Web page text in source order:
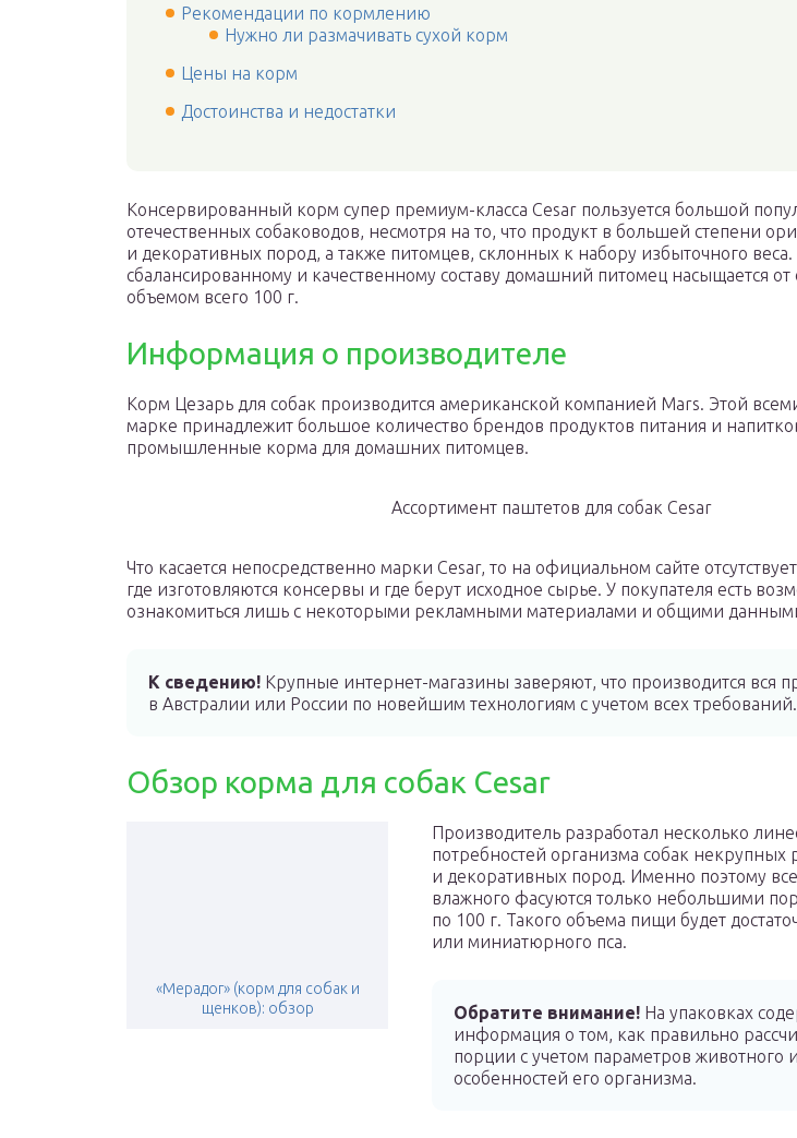
Рекомендации по кормлению
Нужно ли размачивать сухой корм
Цены на корм
Достоинства и недостатки
Консервированный корм супер премиум-класса Cesar пользуется большой
отечественных собаководов, несмотря на то, что продукт в большей степени
и декоративных пород, а также питомцев, склонных к набору избыточного веса.
сбалансированному и качественному составу домашний питомец насыщается
объемом всего 100 г.
Информация о производителе
Корм Цезарь для собак производится американской компанией Mars. Этой
марке принадлежит большое количество брендов продуктов питания и
промышленные корма для домашних питомцев.
Ассортимент паштетов для собак Cesar
Что касается непосредственно марки Cesar, то на официальном сайте
где изготовляются консервы и где берут исходное сырье. У покупателя есть
ознакомиться лишь с некоторыми рекламными материалами и общими
К сведению! Крупные интернет-магазины заверяют, что производится вся
в Австралии или России по новейшим технологиям с учетом всех требований.
Обзор корма для собак Cesar
«Мерадог» (корм для собак и
щенков): обзор
Производитель разработал несколько
потребностей организма собак некрупных
и декоративных пород. Именно поэтому
влажного фасуются только небольшими
по 100 г. Такого объема пищи будет
или миниатюрного пса.
Обратите внимание! На упаковках
информация о том, как правильно
порции с учетом параметров животного
особенностей его организма.